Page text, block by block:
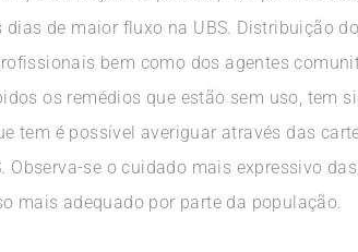
de maior fluxo na UBS. Distribuição
bem como dos agentes
os remédios que estão sem uso, tem
tem é possível averiguar através das
se o cuidado mais expressivo
mais adequado por parte da população.